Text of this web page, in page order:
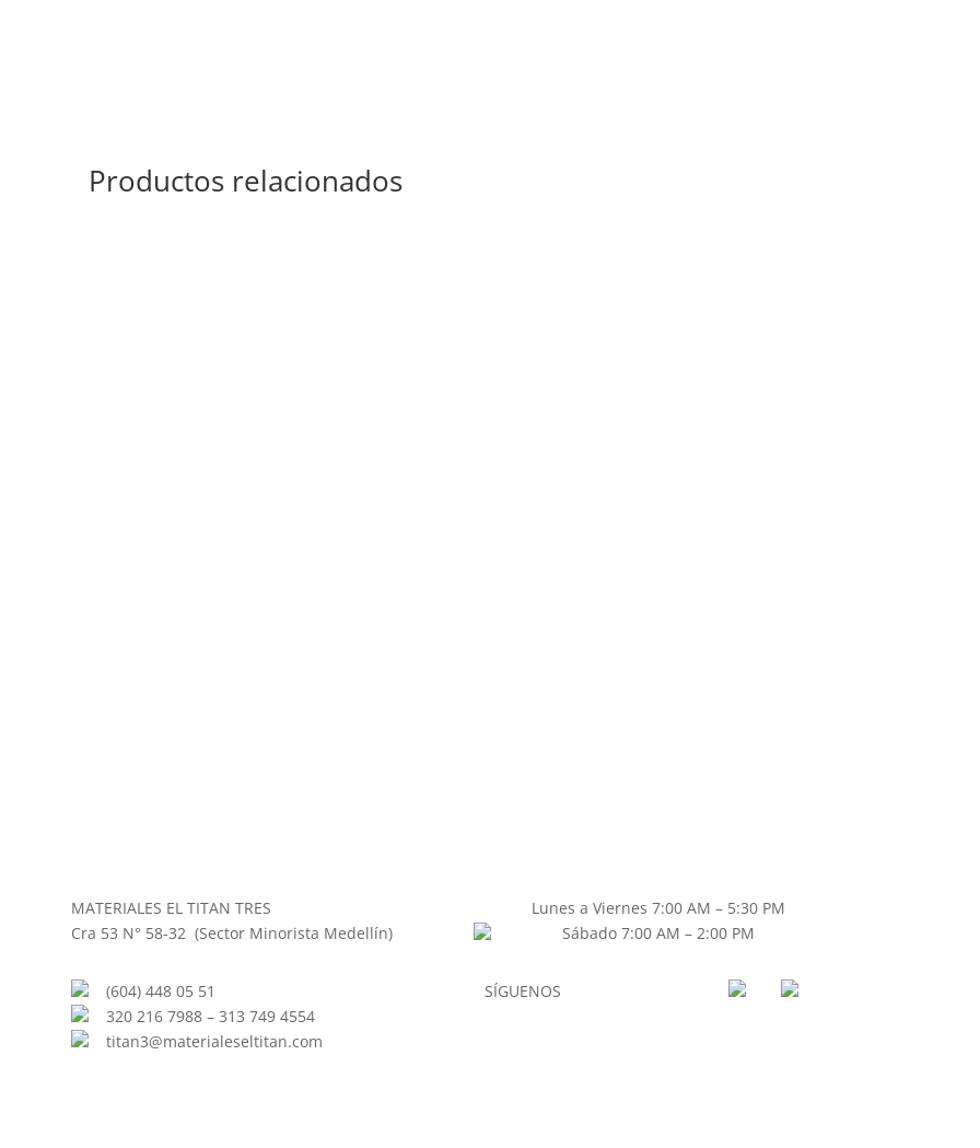
Productos relacionados
MATERIALES EL TITAN TRES
Cra 53 N° 58-32 (Sector Minorista Medellín)
(604) 448 05 51
320 216 7988 – 313 749 4554
titan3@materialeseltitan.com
Lunes a Viernes 7:00 AM – 5:30 PM
Sábado 7:00 AM – 2:00 PM
SÍGUENOS